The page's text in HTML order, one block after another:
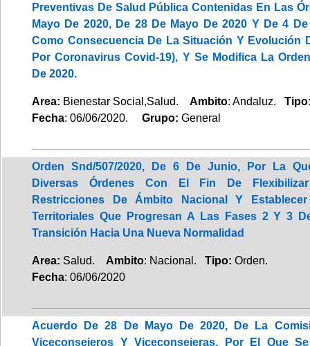
Preventivas De Salud Pública Contenidas En Las
Mayo De 2020, De 28 De Mayo De 2020 Y De 4
Como Consecuencia De La Situación Y Evolución
Por Coronavirus Covid-19), Y Se Modifica La
De 2020.
Area: Bienestar Social,Salud. Ambito: Andaluz.
Fecha: 06/06/2020. Grupo: General
Orden Snd/507/2020, De 6 De Junio, Por La
Diversas Órdenes Con El Fin De Flexibilizar
Restricciones De Ámbito Nacional Y
Territoriales Que Progresan A Las Fases 2 Y 3
Transición Hacia Una Nueva Normalidad
Area: Salud. Ambito: Nacional. Tipo: Orden.
Fecha: 06/06/2020
Acuerdo De 28 De Mayo De 2020, De La
Viceconsejeros Y Viceconsejeras, Por El Que